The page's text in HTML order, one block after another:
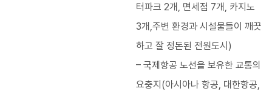
터파크 2개, 면세점 7개, 카지노
3개,주변 환경과 시설물들이 깨끗
하고 잘 정돈된 전원도시)
– 국제항공 노선을 보유한 교통의
요충지(아시아나 항공, 대한항공,